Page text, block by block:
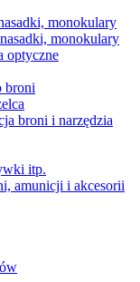
monokulary
monokulary
optyczne
broni
broni i narzędzia
itp.
amunicji i akcesorii